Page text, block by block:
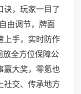
诀，玩家一目了
由调节，牌面
上手，实时防作
放全方位保障公
赢大奖，零氪也
社交、传承地方